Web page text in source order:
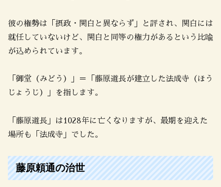
彼の権勢は「摂政・関白と異ならず」と評され、関白には
就任していないけど、関白と同等の権力があるという比喩
が込められています。
「御堂（みどう）」＝「藤原道長が建立した法成寺（ほう
じょうじ）」を指します。
「藤原道長」は1028年に亡くなりますが、最期を迎えた
場所も「法成寺」でした。
藤原頼通の治世